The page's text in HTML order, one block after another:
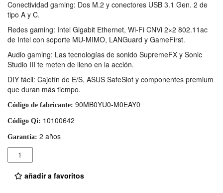
Conectividad gaming: Dos M.2 y conectores USB 3.1 Gen. 2 de
tipo A y C.
Redes gaming: Intel Gigabit Ethernet, Wi-Fi CNVi 2×2 802.11ac
de Intel con soporte MU-MIMO, LANGuard y GameFirst.
Audio gaming: Las tecnologías de sonido SupremeFX y Sonic
Studio III te meten de lleno en la acción.
DIY fácil: Cajetín de E/S, ASUS SafeSlot y componentes premium
que duran más tiempo.
Código de fabricante: 90MB0YU0-M0EAY0
Código Qi: 10100642
Garantía: 2 años
Cantidad
añadir a favoritos